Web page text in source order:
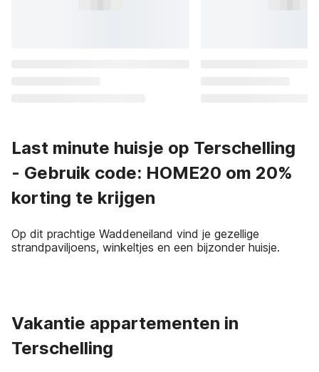
Last minute huisje op Terschelling
- Gebruik code: HOME20 om 20%
korting te krijgen
Op dit prachtige Waddeneiland vind je gezellige
strandpaviljoens, winkeltjes en een bijzonder huisje.
Vakantie appartementen in
Terschelling